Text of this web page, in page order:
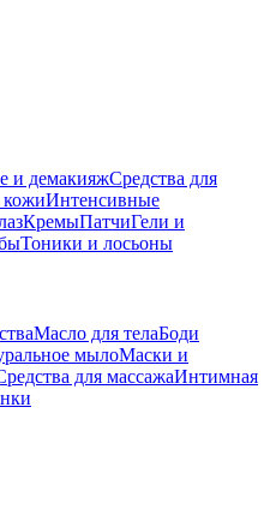
и демакияжСредства для
кожиИнтенсивные
КремыПатчиГели и
Тоники и лосьоны
Масло для телаБоди
мылоМаски и
для массажаИнтимная